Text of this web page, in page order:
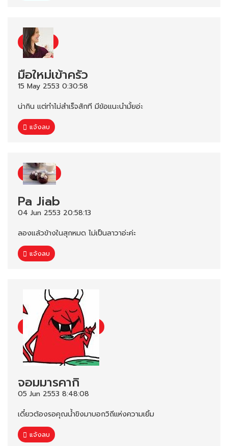
มือใหม่เข้าครัว
15 May 2553 0:30:58
น่ากิน แต่ทำไม่สำเร็จสักที มีข้อแนะนำมั้ยอ่ะ
แจ้งลบ
Pa Jiab
04 Jun 2553 20:58:13
ลองแล้วข้างในสุกหมด ไม่เป็นลาวาอ่ะค่ะ
แจ้งลบ
จอมมารคากิ
05 Jun 2553 8:48:08
เดี๋ยวต้องรอคุณน้ำขิงมาบอกวิถีแห่งความเยิ้ม
แจ้งลบ